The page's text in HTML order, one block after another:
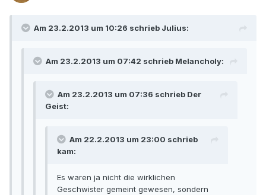
Am 23.2.2013 um 10:26 schrieb Julius:
Am 23.2.2013 um 07:42 schrieb Melancholy:
Am 23.2.2013 um 07:36 schrieb Der
Geist:
Am 22.2.2013 um 23:00 schrieb
kam:
Es waren ja nicht die wirklichen
Geschwister gemeint gewesen, sondern